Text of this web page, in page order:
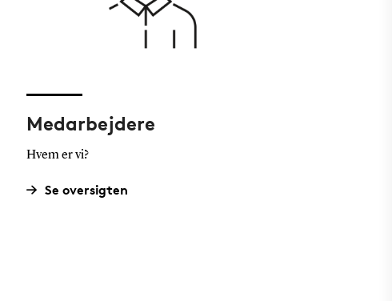
Medarbejdere
Hvem er vi?
Se oversigten